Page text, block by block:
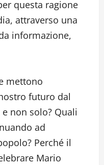
questa ragione
attraverso una
informazione,
mettono
futuro dal
non solo? Quali
ad
Perché il
Mario